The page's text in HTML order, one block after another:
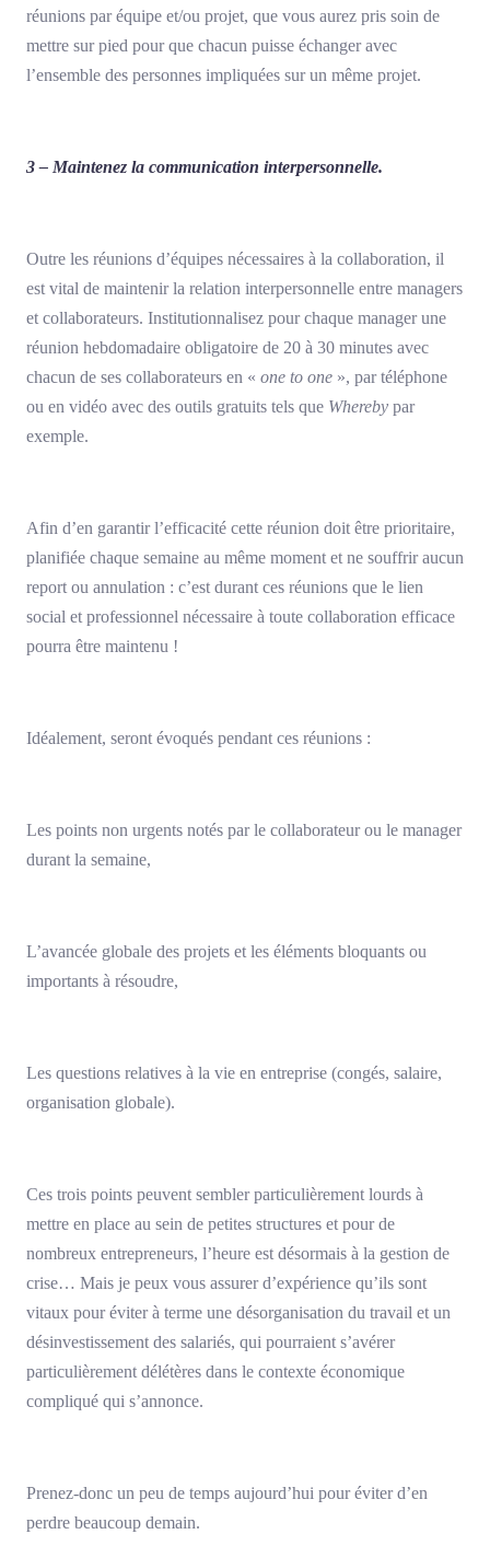
réunions par équipe et/ou projet, que vous aurez pris soin de
mettre sur pied pour que chacun puisse échanger avec
l’ensemble des personnes impliquées sur un même projet.
3 – Maintenez la communication interpersonnelle.
Outre les réunions d’équipes nécessaires à la collaboration, il
est vital de maintenir la relation interpersonnelle entre managers
et collaborateurs. Institutionnalisez pour chaque manager une
réunion hebdomadaire obligatoire de 20 à 30 minutes avec
chacun de ses collaborateurs en « one to one », par téléphone
ou en vidéo avec des outils gratuits tels que Whereby par
exemple.
Afin d’en garantir l’efficacité cette réunion doit être prioritaire,
planifiée chaque semaine au même moment et ne souffrir aucun
report ou annulation : c’est durant ces réunions que le lien
social et professionnel nécessaire à toute collaboration efficace
pourra être maintenu !
Idéalement, seront évoqués pendant ces réunions :
Les points non urgents notés par le collaborateur ou le manager
durant la semaine,
L’avancée globale des projets et les éléments bloquants ou
importants à résoudre,
Les questions relatives à la vie en entreprise (congés, salaire,
organisation globale).
Ces trois points peuvent sembler particulièrement lourds à
mettre en place au sein de petites structures et pour de
nombreux entrepreneurs, l’heure est désormais à la gestion de
crise… Mais je peux vous assurer d’expérience qu’ils sont
vitaux pour éviter à terme une désorganisation du travail et un
désinvestissement des salariés, qui pourraient s’avérer
particulièrement délétères dans le contexte économique
compliqué qui s’annonce.
Prenez-donc un peu de temps aujourd’hui pour éviter d’en
perdre beaucoup demain.